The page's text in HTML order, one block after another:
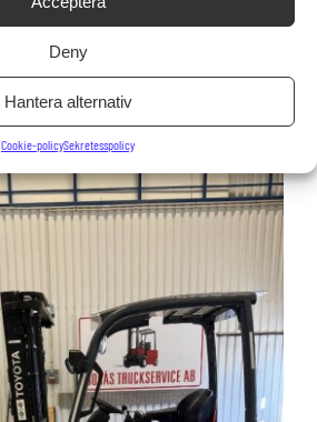
Deny
Hantera alternativ
Cookie-policySekretesspolicy